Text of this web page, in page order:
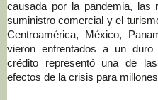
causada por la pandemia, las
suministro comercial y el
Centroamérica, México,
vieron enfrentados a un
crédito representó una de
efectos de la crisis para